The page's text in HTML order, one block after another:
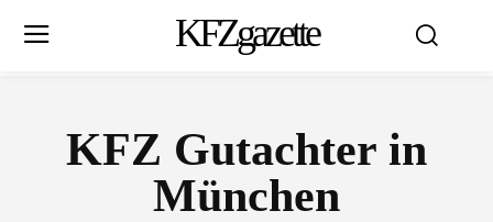
KFZgazette
KFZ Gutachter in
München